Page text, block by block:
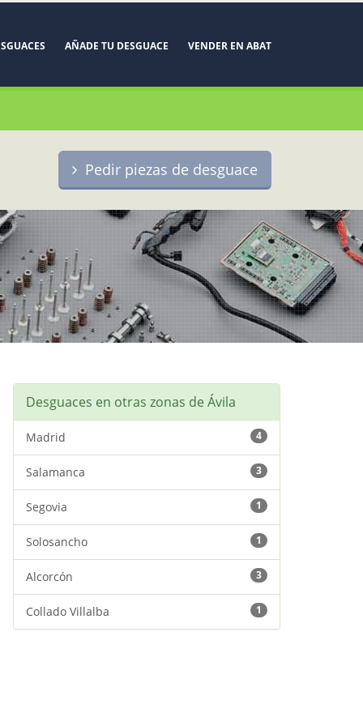
AÑADE TU DESGUACE VENDER EN ABAT
Pedir piezas de desguace
Desguaces en otras zonas de Ávila
Madrid 4
Salamanca 3
Segovia 1
Solosancho 1
Alcorcón 3
Collado Villalba 1